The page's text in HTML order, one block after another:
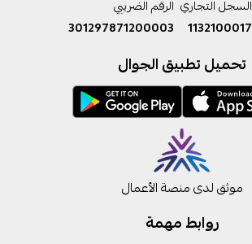
روابط مهمة
السجل التجاري
1132100017
الرقم الضريبي
301297871200003
تحميل تطبيق الجوال
موثق لدى منصة الأعمال